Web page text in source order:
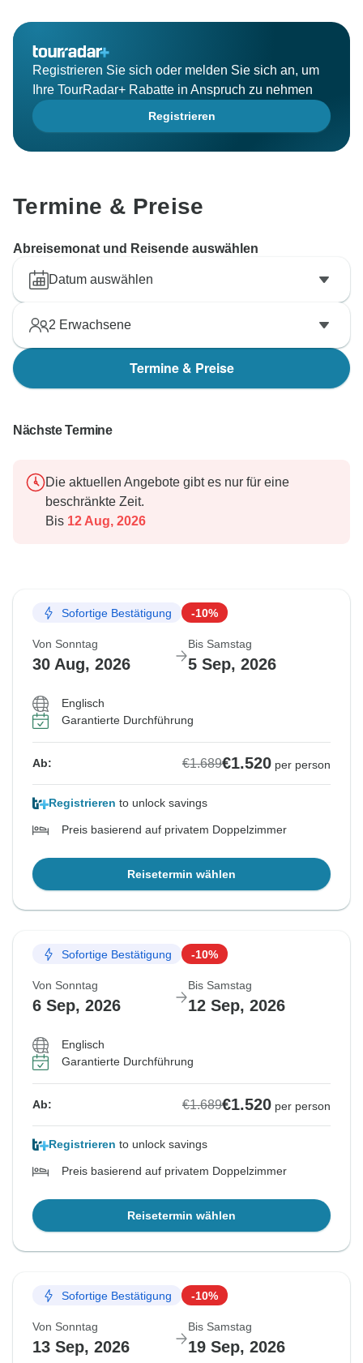
Registrieren Sie sich oder melden Sie sich an, um
Ihre TourRadar+ Rabatte in Anspruch zu nehmen
Registrieren
Termine & Preise
Abreisemonat und Reisende auswählen
Datum auswählen
2 Erwachsene
Termine & Preise
Nächste Termine
Die aktuellen Angebote gibt es nur für eine
beschränkte Zeit.
Bis 12 Aug, 2026
Sofortige Bestätigung -10%
Von Sonntag
30 Aug, 2026
Bis Samstag
5 Sep, 2026
Englisch
Garantierte Durchführung
Ab: €1.689€1.520 per person
Registrieren to unlock savings
Preis basierend auf privatem Doppelzimmer
Reisetermin wählen
Sofortige Bestätigung -10%
Von Sonntag
6 Sep, 2026
Bis Samstag
12 Sep, 2026
Englisch
Garantierte Durchführung
Ab: €1.689€1.520 per person
Registrieren to unlock savings
Preis basierend auf privatem Doppelzimmer
Reisetermin wählen
Sofortige Bestätigung -10%
Von Sonntag
13 Sep, 2026
Bis Samstag
19 Sep, 2026